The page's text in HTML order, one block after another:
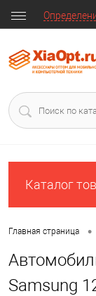
Каталог
Главная страница •
Samsung